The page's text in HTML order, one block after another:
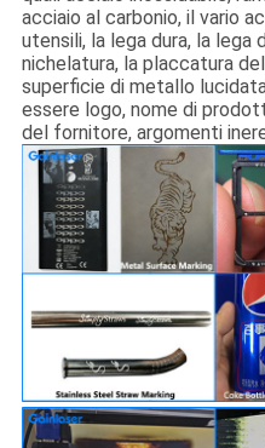
acciaio al carbonio, il vario
utensili, la lega dura, la lega
nichelatura, la placcatura
superficie di metallo
essere logo, nome di
del fornitore, argomenti